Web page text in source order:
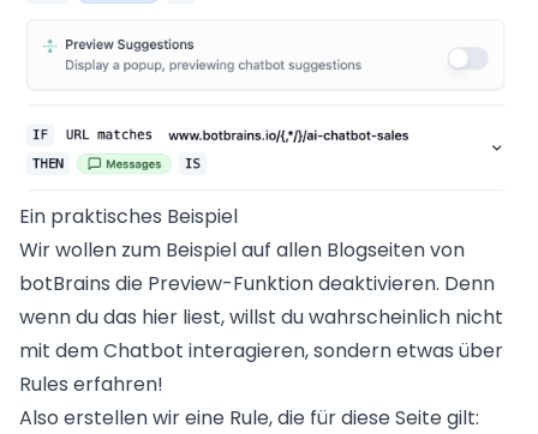
Ein praktisches Beispiel
Wir wollen zum Beispiel auf allen Blogseiten von
botBrains die Preview-Funktion deaktivieren. Denn
wenn du das hier liest, willst du wahrscheinlich nicht
mit dem Chatbot interagieren, sondern etwas über
Rules erfahren!
Also erstellen wir eine Rule, die für diese Seite gilt: